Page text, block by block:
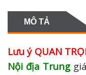
MÔ TẢ
Lưu ý QUAN
Nội địa Trung